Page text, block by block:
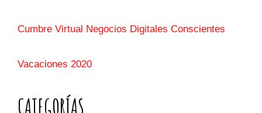
Cumbre Virtual Negocios Digitales Conscientes
Vacaciones 2020
CATEGORÍAS